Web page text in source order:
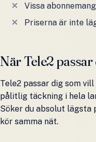
Vissa
Priserna är inte
När Tele2
Tele2 passar dig som
pålitlig täckning i hela
Söker du absolut lägsta
kör samma nät.